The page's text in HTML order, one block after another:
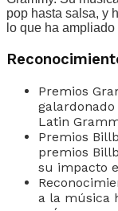
pop hasta salsa, y
lo que ha
Premios
Latin
Premios
premios
su impacto
a la música